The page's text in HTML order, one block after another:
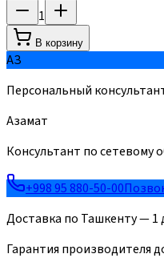
1
В корзину
АЗ
Персональный
Азамат
Консультант по сетевому
+998 95 880-50-00
Доставка по Ташкенту — 1
Гарантия производителя